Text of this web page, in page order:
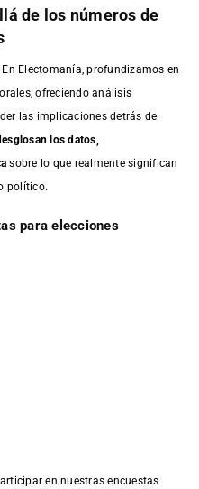
de los números de
Electomanía, profundizamos en
ofreciendo análisis
las implicaciones detrás de
los datos,
sobre lo que realmente significan
político.
para elecciones
en nuestras encuestas